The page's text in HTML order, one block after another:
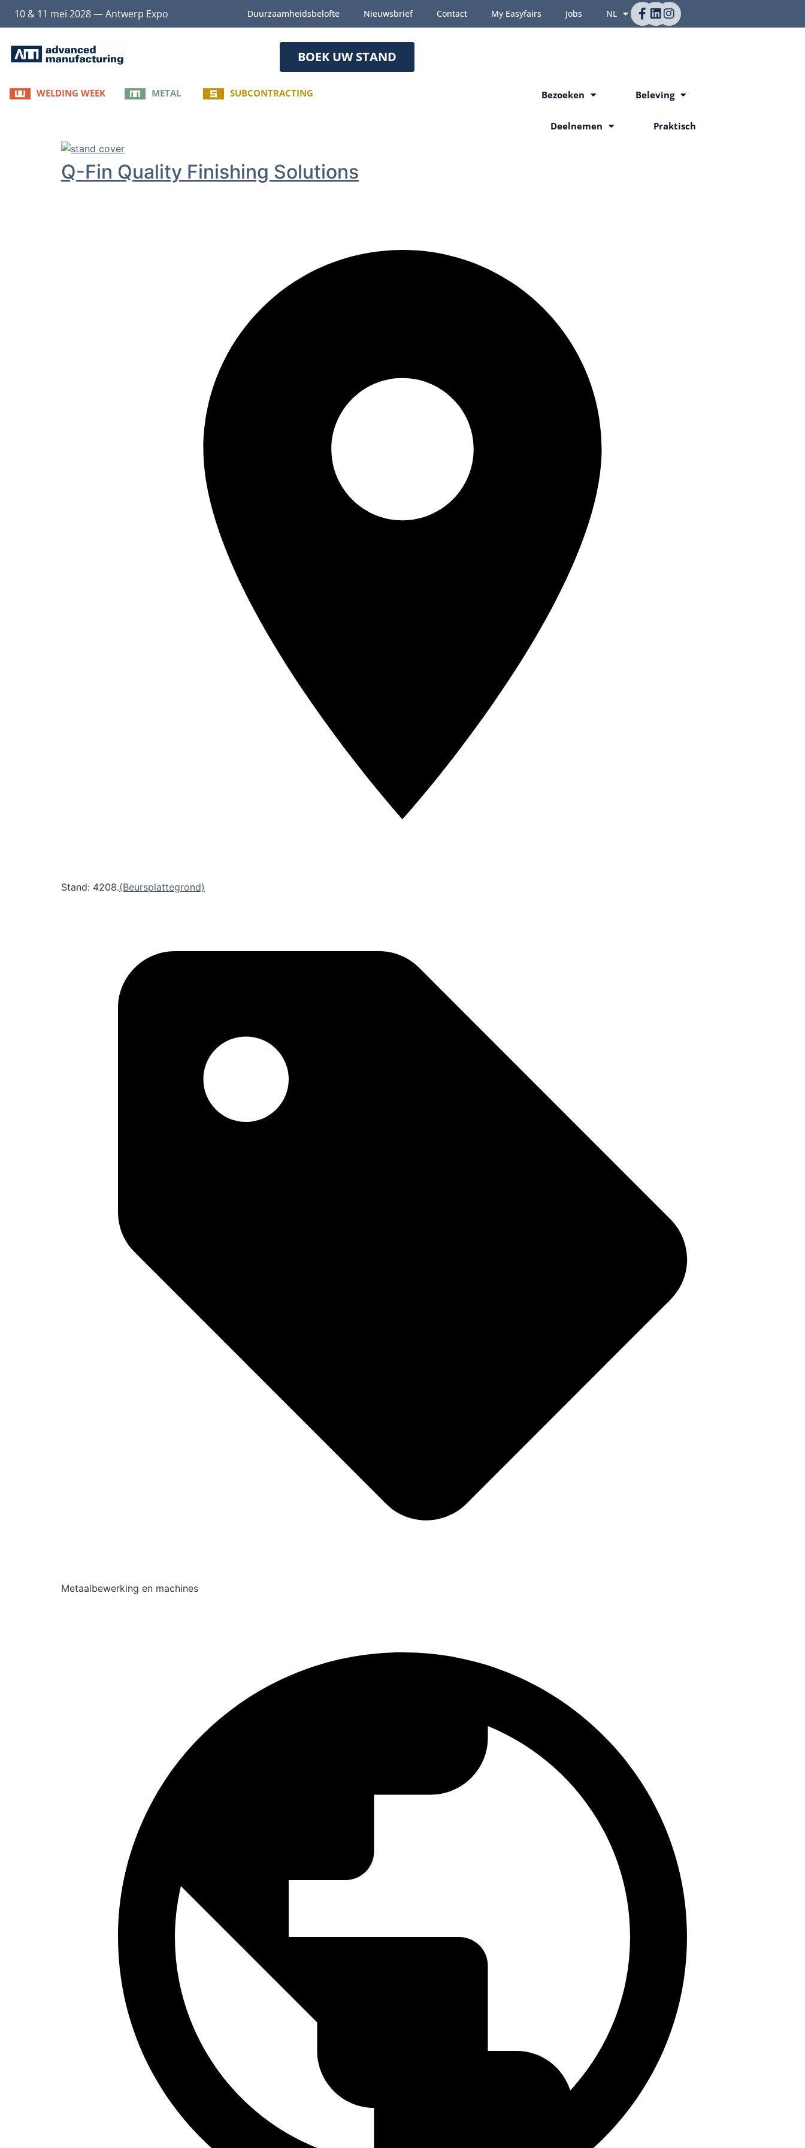
10 & 11 mei 2028 — Antwerp Expo Duurzaamheidsbelofte Nieuwsbrief Contact My Easyfairs Jobs NL
BOEK UW STAND
WELDING WEEK METAL SUBCONTRACTING Bezoeken Beleving
Deelnemen Praktisch
Q-Fin Quality Finishing Solutions
Stand: 4208.(Beursplattegrond)
Metaalbewerking en machines